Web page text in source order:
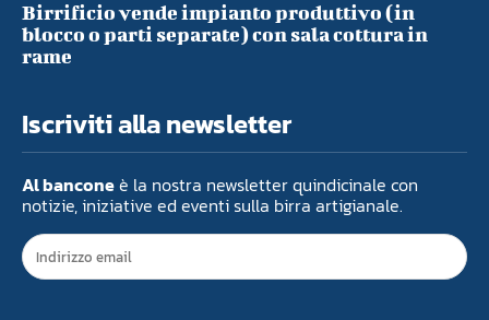
Birrificio vende impianto produttivo (in
blocco o parti separate) con sala cottura in
rame
Iscriviti alla newsletter
Al banconeè la nostra newsletter quindicinale con
notizie, iniziative ed eventi sulla birra artigianale.